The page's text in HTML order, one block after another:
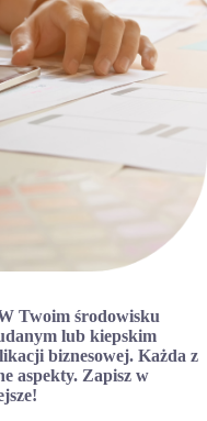
Twoim środowisku
lub kiepskim
biznesowej. Każda z
aspekty. Zapisz w